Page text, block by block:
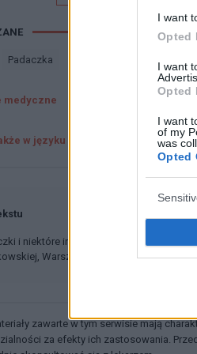
I want
Opted
I want
Opted
I want
of my
was
Opted
Padaczka
medyczne Padaczka
w języku español
i niektóre inne choroby napadowe” A.
Warszawa 1980
zawarte w tym serwisie mają
za efekty ich zastosowania.